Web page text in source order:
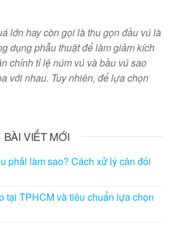
lớn hay còn gọi là thu gọn đầu vú là
dụng phẫu thuật để làm giảm kích
chỉnh tỉ lệ núm vú và bầu vú sao
với nhau. Tuy nhiên, để lựa chọn
BÀI VIẾT MỚI
phải làm sao? Cách xử lý cân đối
tại TPHCM và tiêu chuẩn lựa chọn